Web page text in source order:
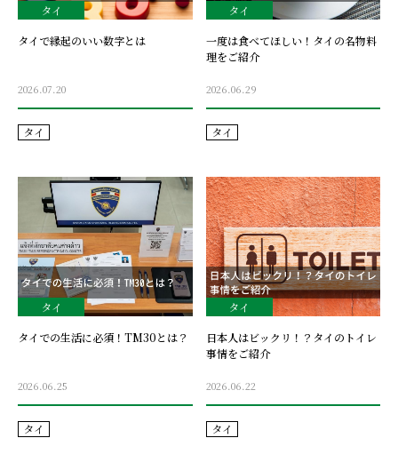
タイ
タイで縁起のいい数字とは
2026.07.20
タイ
タイ
一度は食べてほしい！タイの名物料
理をご紹介
2026.06.29
タイ
タイ
タイでの生活に必須！TM30とは？
2026.06.25
タイ
タイ
日本人はビックリ！？タイのトイレ
事情をご紹介
2026.06.22
タイ